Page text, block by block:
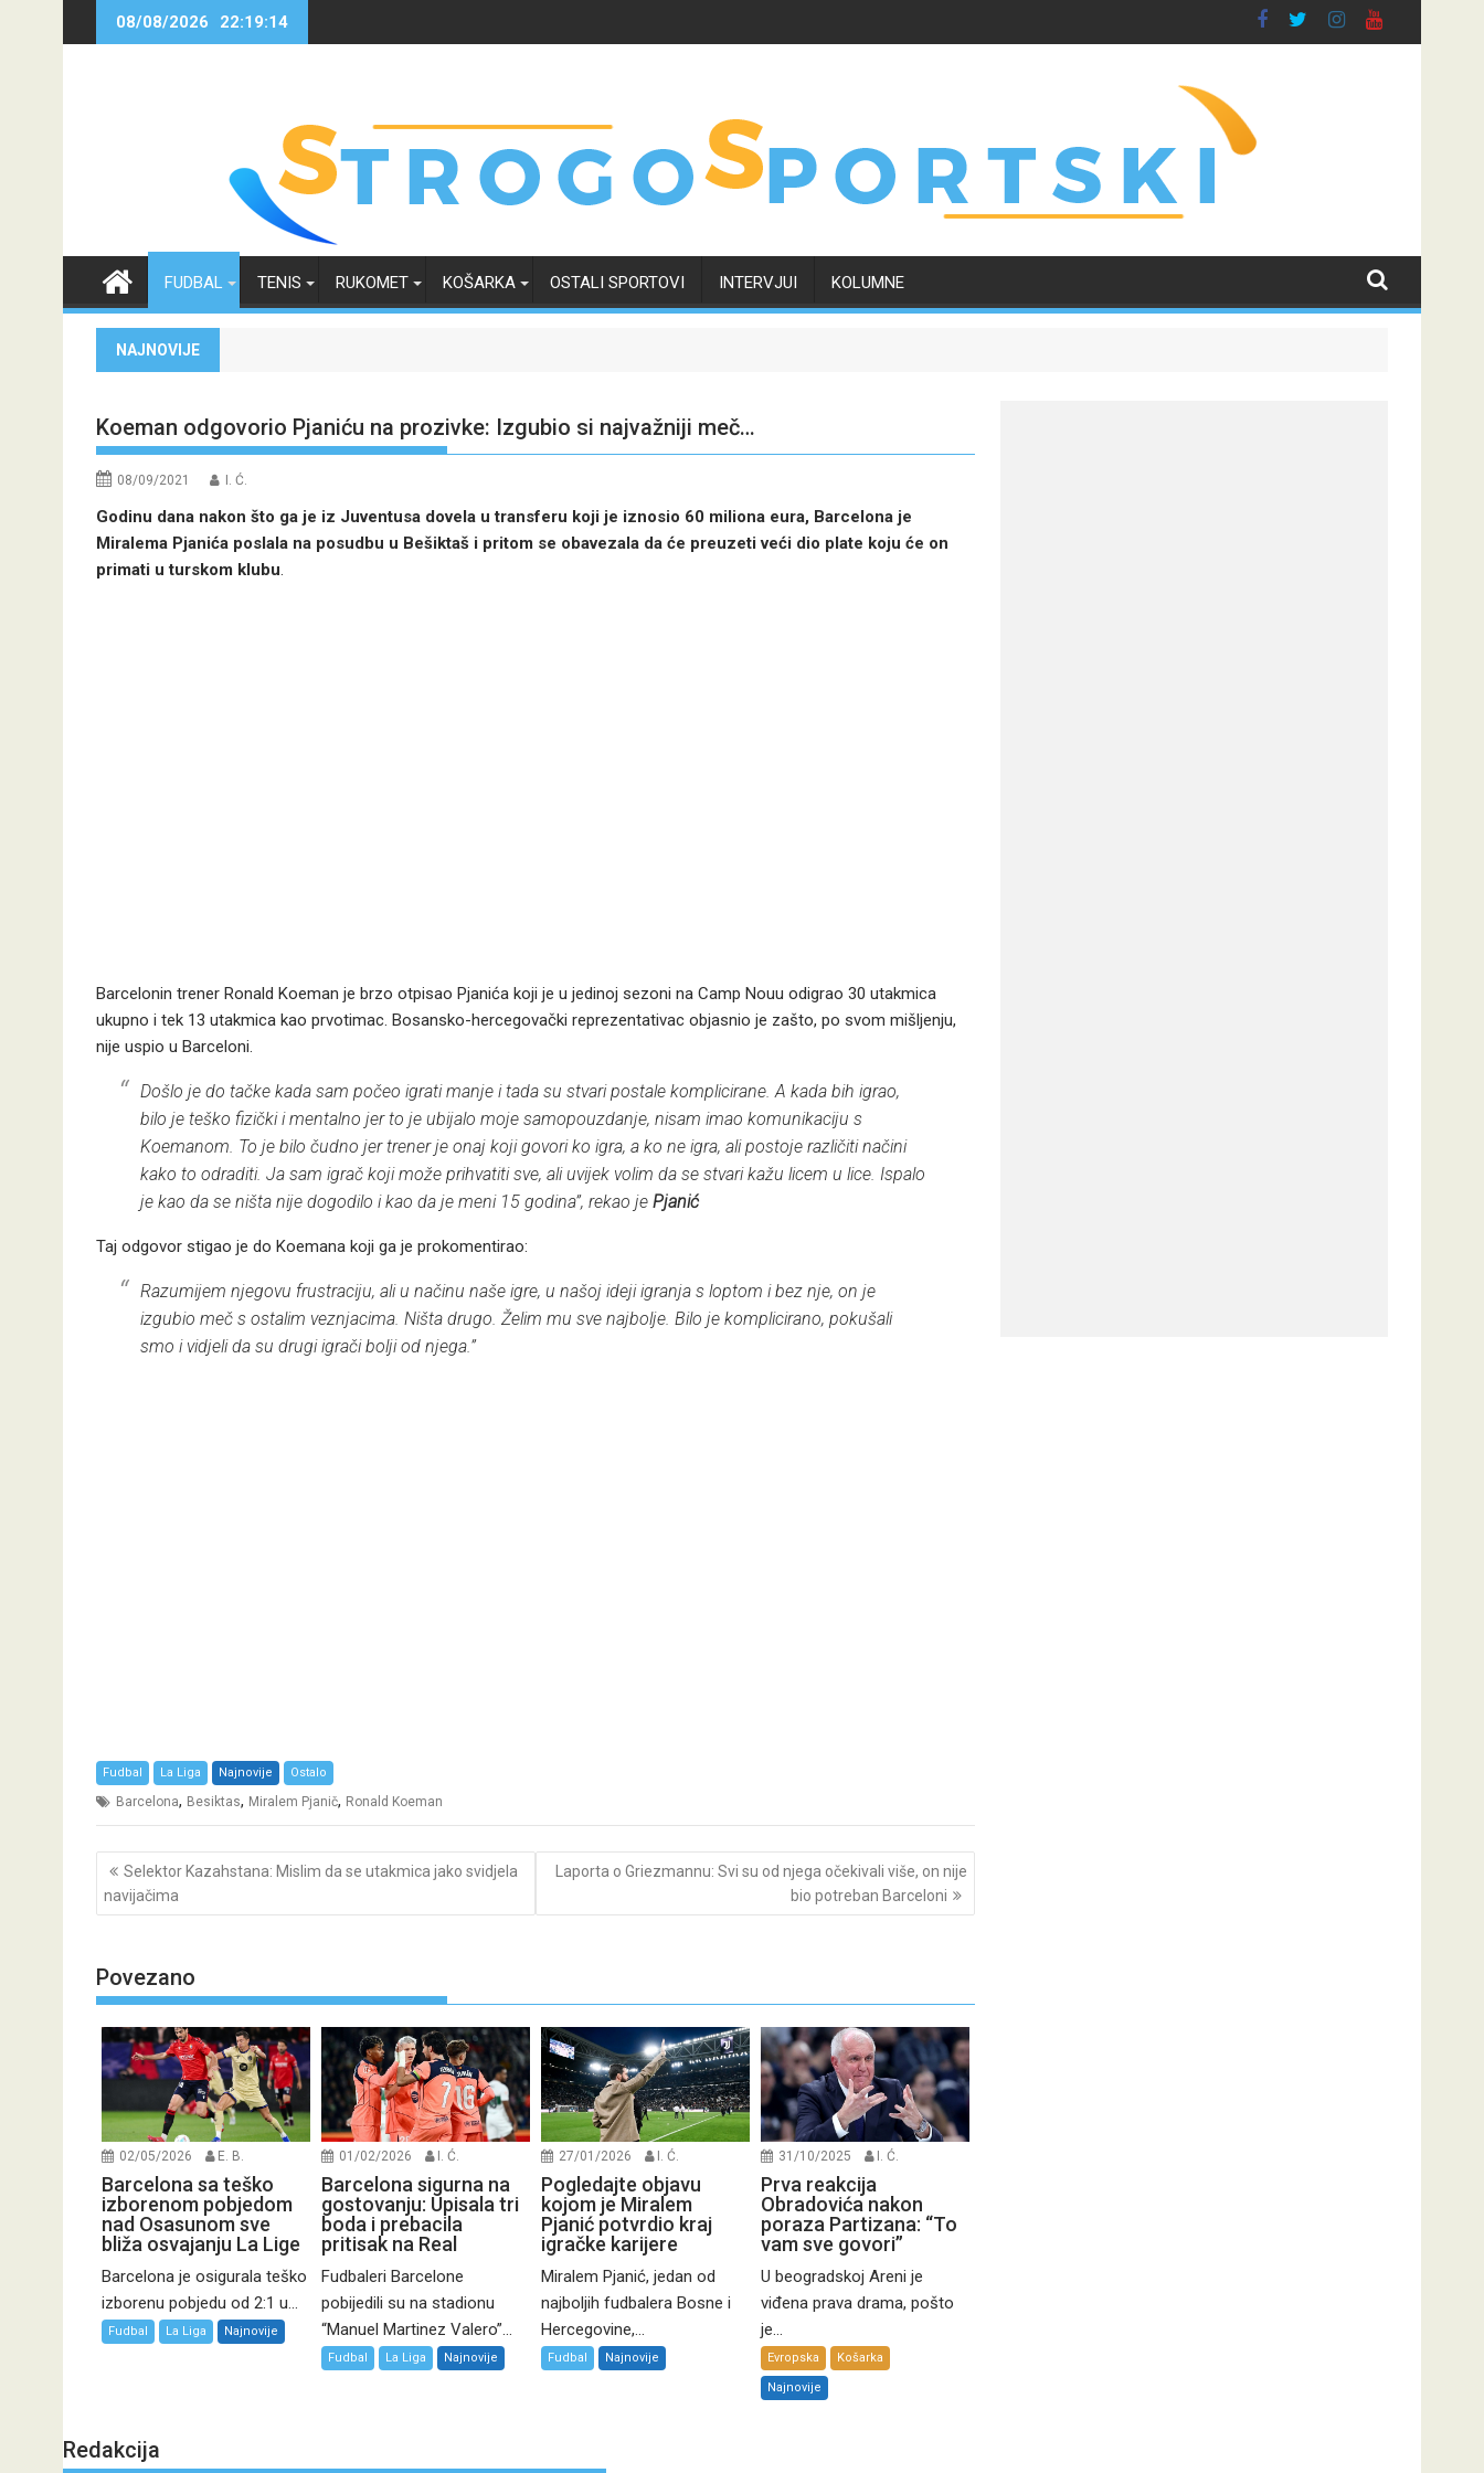
08/08/2026 22:19:15
FUDBAL TENIS RUKOMET KOŠARKA OSTALI SPORTOVI INTERVJUI KOLUMNE
NAJNOVIJE
Koeman odgovorio Pjaniću na prozivke: Izgubio si najvažniji meč…
08/09/2021 I. Ć.
Godinu dana nakon što ga je iz Juventusa dovela u transferu koji je iznosio 60 miliona eura, Barcelona je
Miralema Pjanića poslala na posudbu u Bešiktaš i pritom se obavezala da će preuzeti veći dio plate koju će on
primati u turskom klubu.
Barcelonin trener Ronald Koeman je brzo otpisao Pjanića koji je u jedinoj sezoni na Camp Nouu odigrao 30 utakmica
ukupno i tek 13 utakmica kao prvotimac. Bosansko-hercegovački reprezentativac objasnio je zašto, po svom mišljenju,
nije uspio u Barceloni.
Došlo je do tačke kada sam počeo igrati manje i tada su stvari postale komplicirane. A kada bih igrao,
bilo je teško fizički i mentalno jer to je ubijalo moje samopouzdanje, nisam imao komunikaciju s
Koemanom. To je bilo čudno jer trener je onaj koji govori ko igra, a ko ne igra, ali postoje različiti načini
kako to odraditi. Ja sam igrač koji može prihvatiti sve, ali uvijek volim da se stvari kažu licem u lice. Ispalo
je kao da se ništa nije dogodilo i kao da je meni 15 godina”, rekao je Pjanić
Taj odgovor stigao je do Koemana koji ga je prokomentirao:
Razumijem njegovu frustraciju, ali u načinu naše igre, u našoj ideji igranja s loptom i bez nje, on je
izgubio meč s ostalim veznjacima. Ništa drugo. Želim mu sve najbolje. Bilo je komplicirano, pokušali
smo i vidjeli da su drugi igrači bolji od njega.”
Fudbal La Liga Najnovije Ostalo
Barcelona, Besiktas, Miralem Pjanič, Ronald Koeman
Post
navigation
Selektor Kazahstana: Mislim da se utakmica jako svidjela
navijačima
Laporta o Griezmannu: Svi su od njega očekivali više, on nije
bio potreban Barceloni
Povezano
02/05/2026 E. B.
Barcelona sa teško
izborenom pobjedom
nad Osasunom sve
bliža osvajanju La Lige
Barcelona je osigurala teško
izborenu pobjedu od 2:1 u...
Fudbal La Liga Najnovije
01/02/2026 I. Ć.
Barcelona sigurna na
gostovanju: Upisala tri
boda i prebacila
pritisak na Real
Fudbaleri Barcelone
pobijedili su na stadionu
“Manuel Martinez Valero”...
Fudbal La Liga Najnovije
27/01/2026 I. Ć.
Pogledajte objavu
kojom je Miralem
Pjanić potvrdio kraj
igračke karijere
Miralem Pjanić, jedan od
najboljih fudbalera Bosne i
Hercegovine,...
Fudbal Najnovije
31/10/2025 I. Ć.
Prva reakcija
Obradovića nakon
poraza Partizana: “To
vam sve govori”
U beogradskoj Areni je
viđena prava drama, pošto
je...
Evropska Košarka
Najnovije
Redakcija